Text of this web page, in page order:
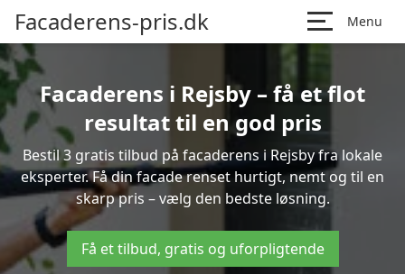
Facaderens-pris.dk Menu
Facaderens i Rejsby – få et flot
resultat til en god pris
Bestil 3 gratis tilbud på facaderens i Rejsby fra lokale
eksperter. Få din facade renset hurtigt, nemt og til en
skarp pris – vælg den bedste løsning.
Få et tilbud, gratis og uforpligtende